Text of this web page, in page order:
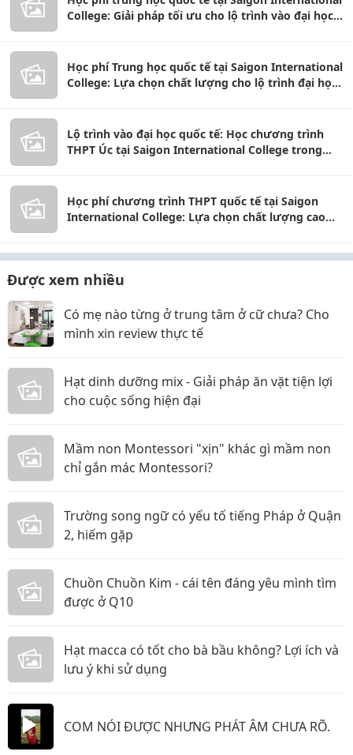
College: Giải pháp tối ưu cho lộ trình vào đại học
Học phí Trung học quốc tế tại Saigon International
College: Lựa chọn chất lượng cho lộ trình đại học
Lộ trình vào đại học quốc tế: Học chương trình
THPT Úc tại Saigon International College trong
Học phí chương trình THPT quốc tế tại Saigon
International College: Lựa chọn chất lượng cao
Được xem nhiều
Có mẹ nào từng ở trung tâm ở cữ chưa? Cho
mình xin review thực tế
Hạt dinh dưỡng mix - Giải pháp ăn vặt tiện lợi
cho cuộc sống hiện đại
Mầm non Montessori "xịn" khác gì mầm non
chỉ gắn mác Montessori?
Trường song ngữ có yếu tố tiếng Pháp ở Quận
2, hiếm gặp
Chuồn Chuồn Kim - cái tên đáng yêu mình tìm
được ở Q10
Hạt macca có tốt cho bà bầu không? Lợi ích và
lưu ý khi sử dụng
COM NÓI ĐƯỢC NHƯNG PHÁT ÂM CHƯA RÕ.